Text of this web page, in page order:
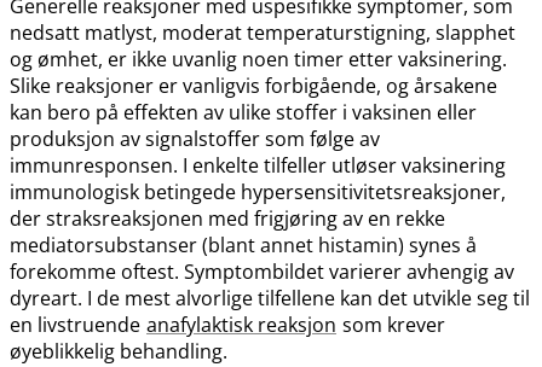
Generelle reaksjoner med uspesifikke symptomer, som
nedsatt matlyst, moderat temperaturstigning, slapphet
og ømhet, er ikke uvanlig noen timer etter vaksinering.
Slike reaksjoner er vanligvis forbigående, og årsakene
kan bero på effekten av ulike stoffer i vaksinen eller
produksjon av signalstoffer som følge av
immunresponsen. I enkelte tilfeller utløser vaksinering
immunologisk betingede hypersensitivitetsreaksjoner,
der straksreaksjonen med frigjøring av en rekke
mediatorsubstanser (blant annet histamin) synes å
forekomme oftest. Symptombildet varierer avhengig av
dyreart. I de mest alvorlige tilfellene kan det utvikle seg til
en livstruende anafylaktisk reaksjon som krever
øyeblikkelig behandling.